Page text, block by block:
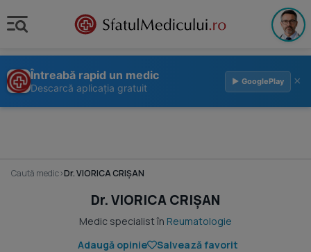
Întreabă rapid un medic
Descarcă aplicația gratuit
▶ GooglePlay ×
Caută medic›Dr. VIORICA CRIŞAN
Dr. VIORICA CRIŞAN
Medic specialist în Reumatologie
Adaugă opinie
Salvează favorit